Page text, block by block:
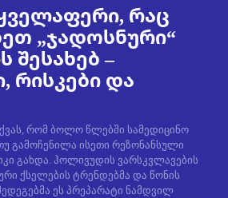
რაც
„ჯადოსნური“
შესახებ –
რისკები და
რომ ბოლო წლებში სამედიცინო
გამოჩენილა ისეთი რეზონანსული
გახდა. ჰოლივუდის ვარსკვლავების
ქსელების ტრენდებმა და წონის
ეს პრეპარატი ნამდვილ